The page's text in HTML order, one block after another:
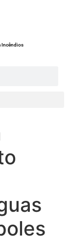
Incêndios